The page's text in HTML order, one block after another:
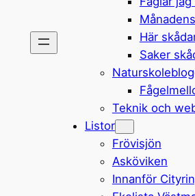
Här
Saker
Teknik och
Listor
Frövisjön
Asköviken
Innanför